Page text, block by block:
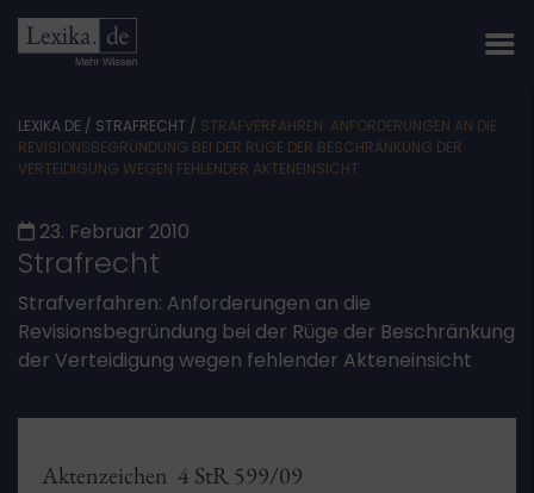
LEXIKA.DE / STRAFRECHT / STRAFVERFAHREN: ANFORDERUNGEN AN DIE
REVISIONSBEGRÜNDUNG BEI DER RÜGE DER BESCHRÄNKUNG DER
VERTEIDIGUNG WEGEN FEHLENDER AKTENEINSICHT
23. Februar 2010
Strafrecht
Strafverfahren: Anforderungen an die
Revisionsbegründung bei der Rüge der Beschränkung
der Verteidigung wegen fehlender Akteneinsicht
Aktenzeichen 4 StR 599/09